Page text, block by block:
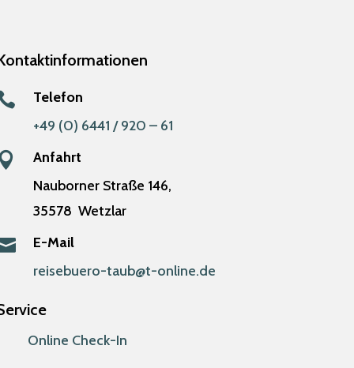
Telefon
+49 (0) 6441 / 920 – 61
Anfahrt
Nauborner Straße 146,
35578 Wetzlar
E-Mail
reisebuero-taub@t-online.de
Online Check-In